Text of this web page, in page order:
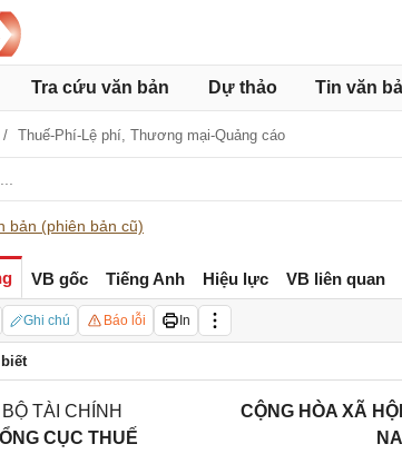
Tra cứu văn bản Dự thảo Tin văn
Thuế-Phí-Lệ phí, Thương mại-Quảng cáo
bản (phiên bản cũ)
VB gốc Tiếng Anh Hiệu lực VB liên quan
Ghi chú Báo lỗi In
BỘ TÀI CHÍNH
CỤC THUẾ
CỘNG HÒA XÃ